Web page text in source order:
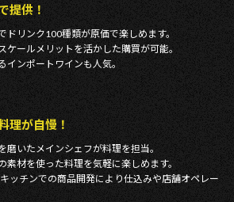
提供！
ドリンク100種類が原価で楽しめます。
ケールメリットを活かした購買が可能。
インポートワインも⼈気。
理が⾃慢！
磨いたメインシェフが料理を担当。
素材を使った料理を気軽に楽しめます。
ッチンでの商品開発により仕込みや店舗オペレー